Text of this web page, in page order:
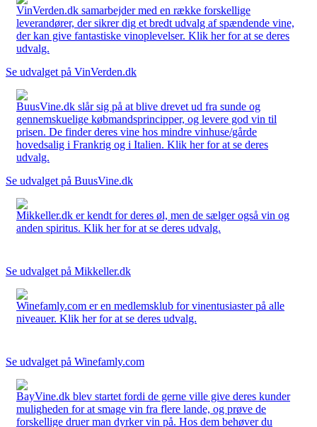
VinVerden.dk samarbejder med en række forskellige
leverandører, der sikrer dig et bredt udvalg af spændende vine,
der kan give fantastiske vinoplevelser. Klik her for at se deres
udvalg.
Se udvalget på VinVerden.dk
BuusVine.dk slår sig på at blive drevet ud fra sunde og
gennemskuelige købmandsprincipper, og levere god vin til
prisen. De finder deres vine hos mindre vinhuse/gårde
hovedsalig i Frankrig og i Italien. Klik her for at se deres
udvalg.
Se udvalget på BuusVine.dk
Mikkeller.dk er kendt for deres øl, men de sælger også vin og
anden spiritus. Klik her for at se deres udvalg.
Se udvalget på Mikkeller.dk
Winefamly.com er en medlemsklub for vinentusiaster på alle
niveauer. Klik her for at se deres udvalg.
Se udvalget på Winefamly.com
BayVine.dk blev startet fordi de gerne ville give deres kunder
muligheden for at smage vin fra flere lande, og prøve de
forskellige druer man dyrker vin på. Hos dem behøver du